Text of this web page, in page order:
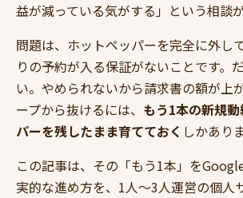
益が減っている気がする」という相談
問題は、ホットペッパーを完全に外し
りの予約が入る保証がないことです。
い。やめられないから請求書の額が
ープから抜けるには、 もう1本の新規
パーを残したまま育てておく しかあり
この記事は、その「もう1本」を
実的な進め方を、1人〜3人運営の個人